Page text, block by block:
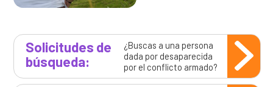
Solicitudes de
búsqueda:
¿Buscas a una persona
dada por desaparecida
por el conflicto armado?